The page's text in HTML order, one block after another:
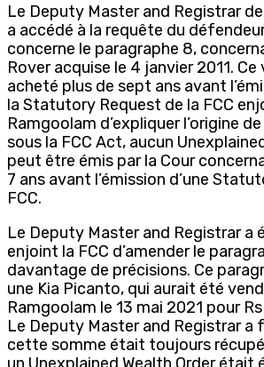
Le Deputy Master and Registrar
a accédé à la requête du
concerne le paragraphe 8,
Rover acquise le 4 janvier 2011.
acheté plus de sept ans avant
la Statutory Request de la FCC
Ramgoolam d’expliquer l’origine
sous la FCC Act, aucun
peut être émis par la Cour
7 ans avant l’émission d’une
FCC.
Le Deputy Master and Registrar a
enjoint la FCC d’amender le
davantage de précisions. Ce
une Kia Picanto, qui aurait été
Ramgoolam le 13 mai 2021 pour
Le Deputy Master and Registrar a
cette somme était toujours